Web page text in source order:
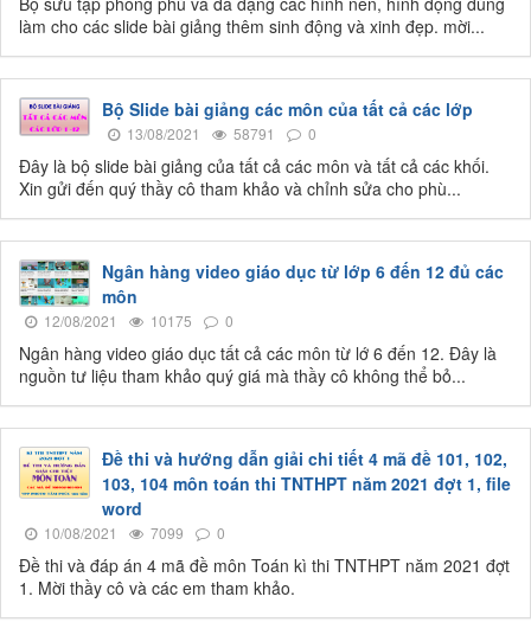
làm cho các slide bài giảng thêm sinh động và xinh đẹp. mời...
Bộ Slide bài giảng các môn của tất cả các lớp
13/08/2021 58791 0
Đây là bộ slide bài giảng của tất cả các môn và tất cả các khối.
Xin gửi đến quý thầy cô tham khảo và chỉnh sửa cho phù...
Ngân hàng video giáo dục từ lớp 6 đến 12 đủ các
môn
12/08/2021 10175 0
Ngân hàng video giáo dục tất cả các môn từ lớ 6 đến 12. Đây là
nguồn tư liệu tham khảo quý giá mà thầy cô không thể bỏ...
Đề thi và hướng dẫn giải chi tiết 4 mã đề 101, 102,
103, 104 môn toán thi TNTHPT năm 2021 đợt 1, file
word
10/08/2021 7099 0
Đề thi và đáp án 4 mã đề môn Toán kì thi TNTHPT năm 2021 đợt
1. Mời thầy cô và các em tham khảo.